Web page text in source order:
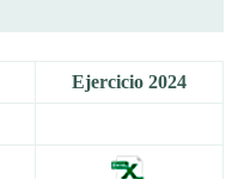
Ejercicio 2024